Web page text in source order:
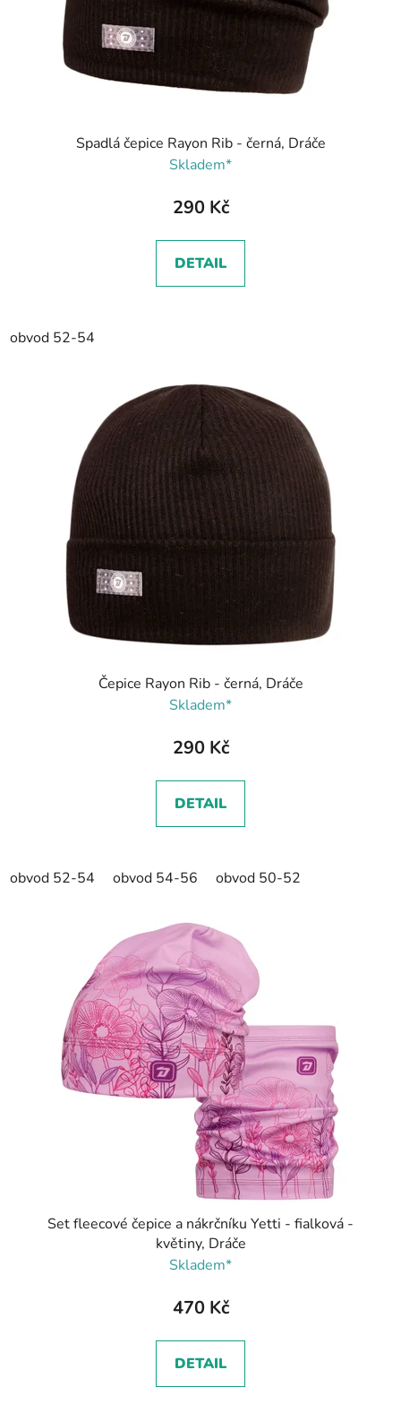
Spadlá čepice Rayon Rib - černá, Dráče
Skladem*
290 Kč
DETAIL
obvod 52-54
Čepice Rayon Rib - černá, Dráče
Skladem*
290 Kč
DETAIL
obvod 52-54 obvod 54-56 obvod 50-52
Set fleecové čepice a nákrčníku Yetti - fialková -
květiny, Dráče
Skladem*
470 Kč
DETAIL